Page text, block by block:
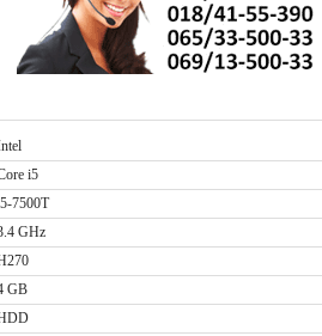
i5
7500T
GHz
GB